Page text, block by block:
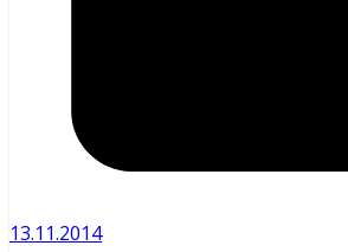
13.11.2014